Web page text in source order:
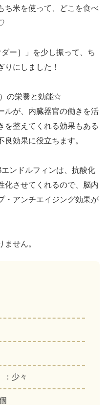
ち米を使って、どこを食べ
ー］」を少し振って、ち
りにしました！
の栄養と効能☆
ルが、内臓器官の働きを活
を整えてくれる効果もある
効果に役立ちます。
ンドルフィンは、抗酸化
化させてくれるので、脳内
・アンチエイジング効果が
せん。
：少々